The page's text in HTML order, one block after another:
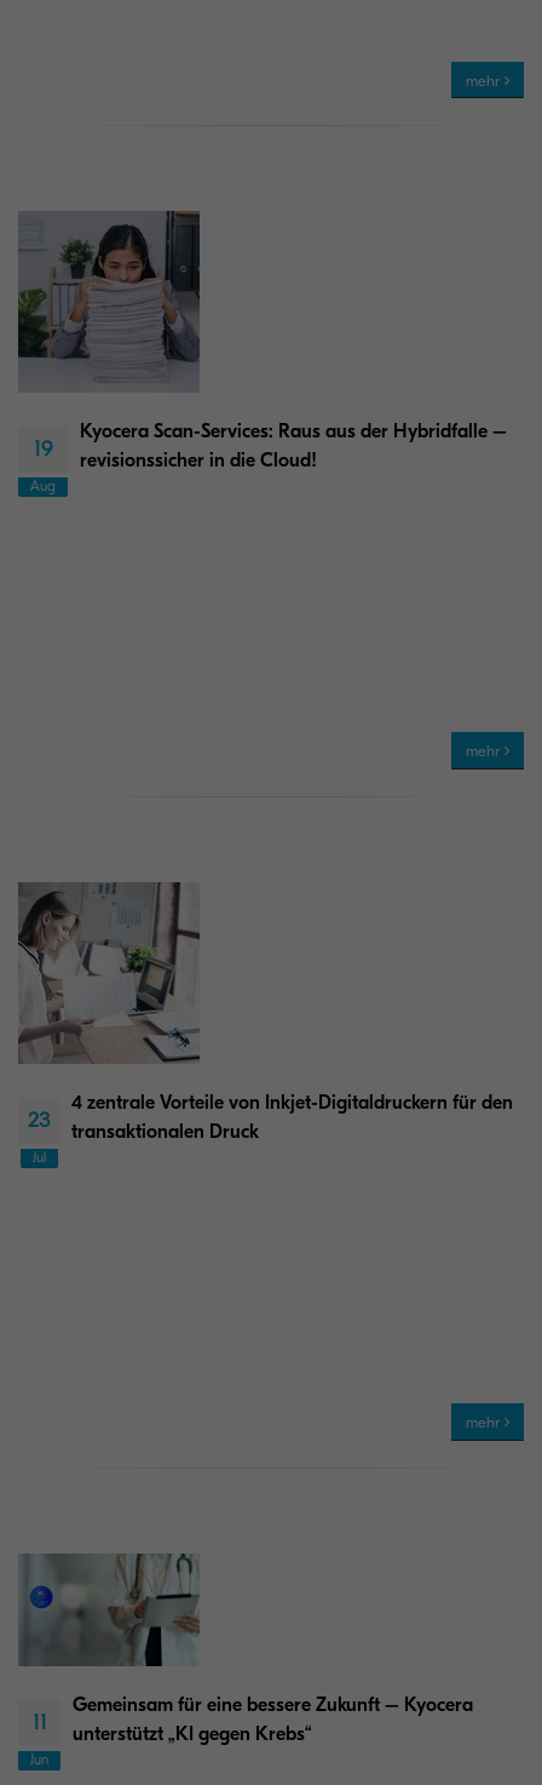
mehr
19
Aug
Kyocera Scan-Services: Raus aus der Hybridfalle –
revisionssicher in die Cloud!
mehr
23
Jul
4 zentrale Vorteile von Inkjet-Digitaldruckern für den
transaktionalen Druck
mehr
11
Jun
Gemeinsam für eine bessere Zukunft – Kyocera
unterstützt „KI gegen Krebs“